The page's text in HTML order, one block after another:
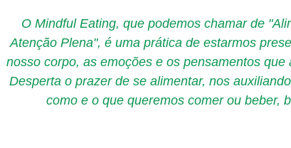
O Mindful Eating, que podemos chamar de
Atenção Plena", é uma prática de estarmos
nosso corpo, as emoções e os pensamentos
Desperta o prazer de se alimentar, nos
como e o que queremos comer ou beber,